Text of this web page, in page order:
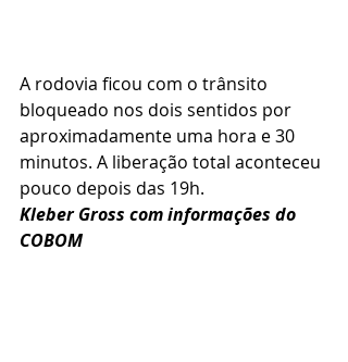
A rodovia ficou com o trânsito
bloqueado nos dois sentidos por
aproximadamente uma hora e 30
minutos. A liberação total aconteceu
pouco depois das 19h.
Kleber Gross com informações do
COBOM